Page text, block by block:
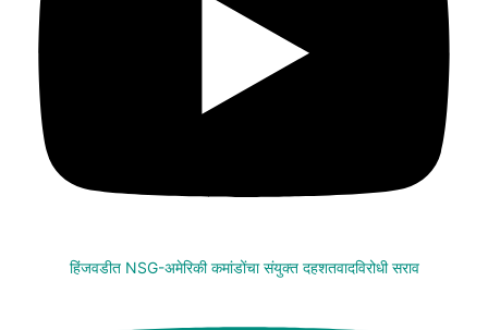
हिंजवडीत NSG-अमेरिकी कमांडोंचा संयुक्त दहशतवादविरोधी सराव